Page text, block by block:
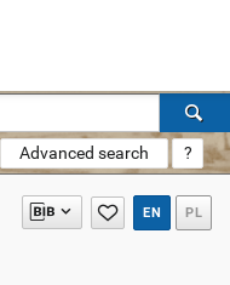
Advanced search ?
EN PL